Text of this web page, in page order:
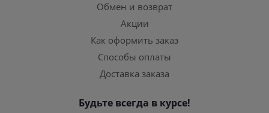
Обмен и возврат
Акции
Как оформить заказ
Способы оплаты
Доставка заказа
Будьте всегда в курсе!